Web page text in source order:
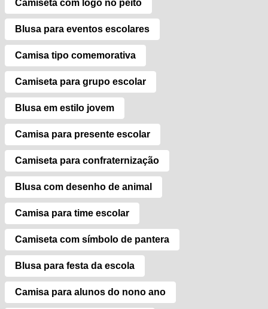
Camiseta com logo no peito
Blusa para eventos escolares
Camisa tipo comemorativa
Camiseta para grupo escolar
Blusa em estilo jovem
Camisa para presente escolar
Camiseta para confraternização
Blusa com desenho de animal
Camisa para time escolar
Camiseta com símbolo de pantera
Blusa para festa da escola
Camisa para alunos do nono ano